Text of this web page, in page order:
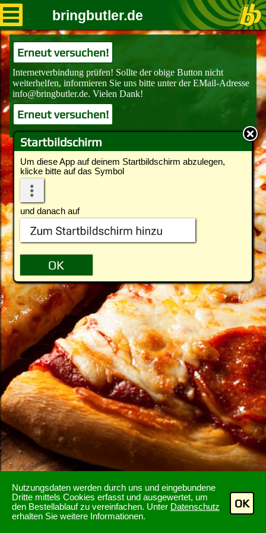
Nutzungsdaten werden durch uns und eingebundene
Dritte mittels Cookies erfasst und ausgewertet, um
den Bestellablauf zu vereinfachen. Unter Datenschutz
erhalten Sie weitere Informationen.
OK
Startbildschirm
Um diese App auf deinem Startbildschirm abzulegen,
klicke bitte auf das Symbol
und danach auf
bringbutler.de
Erneut versuchen!
Erneut versuchen!